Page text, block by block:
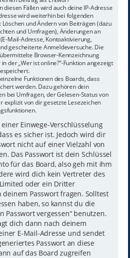
diesen Fällen wird auch deine IP-Adresse
wird weiterhin bei folgenden
und Ändern von Beiträgen (dazu
und Umfragen), Änderungen an
Mail-Adresse, Kontoaktivierung,
gescheiterte Anmeldeversuche. Die
Browser-Kennzeichnung
der „Wer ist online?“-Funktion angezeigt
Funktionen des Boards, dass
werden. Dazu gehören dein
bei Umfragen, der Gelesen-Status von
explizit von dir gesetzte Lesezeichen
Einwege-Verschlüsselung
es sicher ist. Jedoch wird dir
nicht auf einer Vielzahl von
Das Passwort ist dein Schlüssel
für das Board, also geh mit ihm
wird dich kein Vertreter des
oder ein Dritter
Passwort fragen. Solltest
haben, so kannst du die
Passwort vergessen“ benutzen.
dich dann nach deinem
E-Mail-Adresse und sendet
Passwort an diese
auf das Board zugreifen